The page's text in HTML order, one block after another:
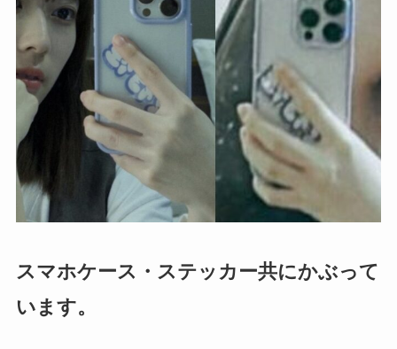
スマホケース・ステッカー共にかぶって
います。